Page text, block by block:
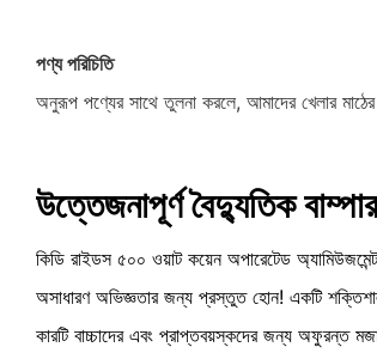
পণ্য পরিচিতি
অনুরূপ পণ্যের সাথে তুলনা করলে, আমাদের খেলার
উত্তেজনাপূর্ণ বৈদ্যুতিক
কিডি রাইডস ৫০০ ওয়াট কয়েন অপারেটেড
অসাধারণ অভিজ্ঞতার জন্য প্রস্তুত হোন! একটি
কারটি বাচ্চাদের এবং প্রাপ্তবয়স্কদের জন্য অফুরন্ত